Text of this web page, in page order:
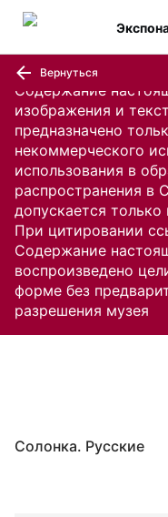
Содержание
изображения и
предназначено
некоммерческого
использования в
распространения в
допускается
При цитировании
Содержание
воспроизведено
форме без
разрешения музея
Вернуться
Солонка. Русские